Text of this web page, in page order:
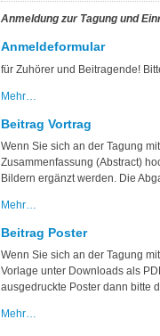
Anmeldung zur Tagung und
Anmeldeformular
für Zuhörer und Beitragende!
Mehr…
Beitrag Vortrag
Wenn Sie sich an der Tagung
Zusammenfassung (Abstract)
Bildern ergänzt werden. Die
Mehr…
Beitrag Poster
Wenn Sie sich an der Tagung
Vorlage unter Downloads als
ausgedruckte Poster dann bitte
Mehr…